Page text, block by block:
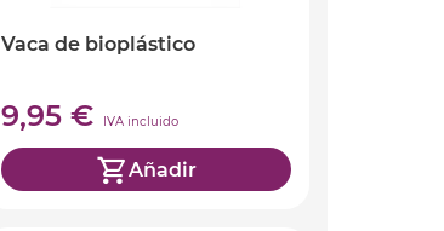
Vaca de bioplástico
9,95 € IVA incluido
Añadir